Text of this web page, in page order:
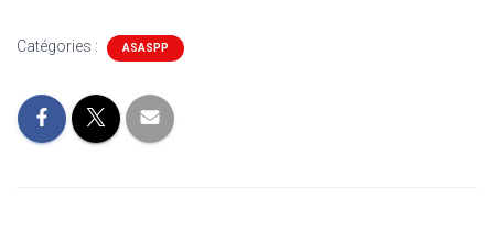
Catégories : ASASPP